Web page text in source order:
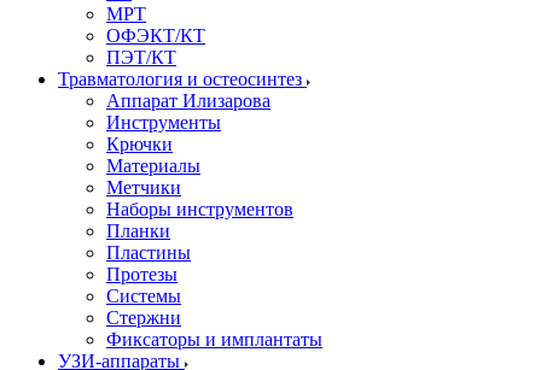
МРТ
ОФЭКТ/КТ
ПЭТ/КТ
Травматология и остеосинтез
Аппарат Илизарова
Инструменты
Крючки
Материалы
Метчики
Наборы инструментов
Планки
Пластины
Протезы
Системы
Стержни
Фиксаторы и имплантаты
УЗИ-аппараты